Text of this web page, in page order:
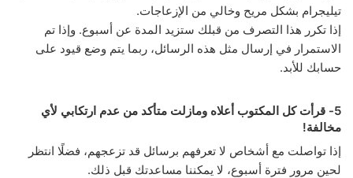
تيليجرام بشكل مريح وخالي من الإزعاجات.
إذا تكرر هذا التصرف من قبلك ستزيد المدة عن أسبوع. وإذا تم
الاستمرار في إرسال مثل هذه الرسائل، ربما يتم وضع قيود على
حسابك للأبد.
5- قرأت كل المكتوب أعلاه ومازلت متأكد من عدم ارتكابي لأي
مخالفة!
إذا تواصلت مع أشخاص لا تعرفهم برسائل قد تزعجهم، فضلًا انتظر
لحين مرور فترة أسبوع، لا يمكننا مساعدتك قبل ذلك.